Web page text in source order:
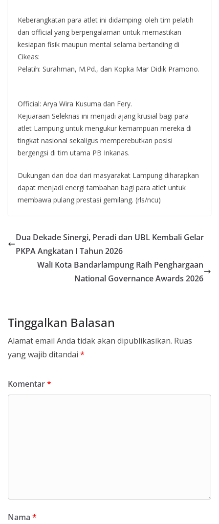
​Keberangkatan para atlet ini didampingi oleh tim pelatih
dan official yang berpengalaman untuk memastikan
kesiapan fisik maupun mental selama bertanding di
Cikeas:
​Pelatih: Surahman, M.Pd., dan Kopka Mar Didik Pramono.
​Official: Arya Wira Kusuma dan Fery.
​Kejuaraan Seleknas ini menjadi ajang krusial bagi para
atlet Lampung untuk mengukur kemampuan mereka di
tingkat nasional sekaligus memperebutkan posisi
bergengsi di tim utama PB Inkanas.
Dukungan dan doa dari masyarakat Lampung diharapkan
dapat menjadi energi tambahan bagi para atlet untuk
membawa pulang prestasi gemilang. (rls/ncu)
Dua Dekade Sinergi, Peradi dan UBL Kembali Gelar
PKPA Angkatan I Tahun 2026
Wali Kota Bandarlampung Raih Penghargaan
National Governance Awards 2026
Tinggalkan Balasan
Alamat email Anda tidak akan dipublikasikan. Ruas
yang wajib ditandai *
Komentar*
Nama *